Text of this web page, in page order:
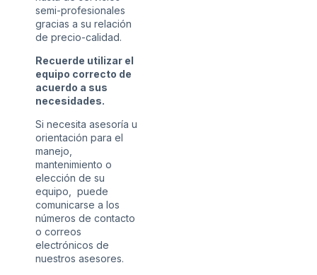
semi-profesionales
gracias a su relación
de precio-calidad.
Recuerde utilizar el
equipo correcto de
acuerdo a sus
necesidades.
Si necesita asesoría u
orientación para el
manejo,
mantenimiento o
elección de su
equipo, puede
comunicarse a los
números de contacto
o correos
electrónicos de
nuestros asesores.